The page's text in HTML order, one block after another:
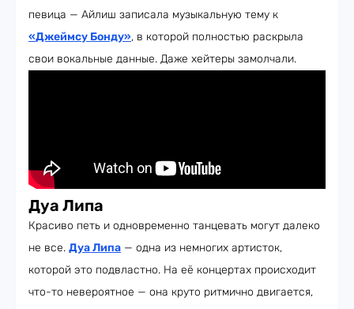
певица — Айлиш записала музыкальную тему к
«Джеймсу Бонду», в которой полностью раскрыла
свои вокальные данные. Даже хейтеры замолчали.
Дуа Липа
Красиво петь и одновременно танцевать могут далеко
не все. Дуа Липа — одна из немногих артисток,
которой это подвластно. На её концертах происходит
что-то невероятное — она круто ритмично двигается,